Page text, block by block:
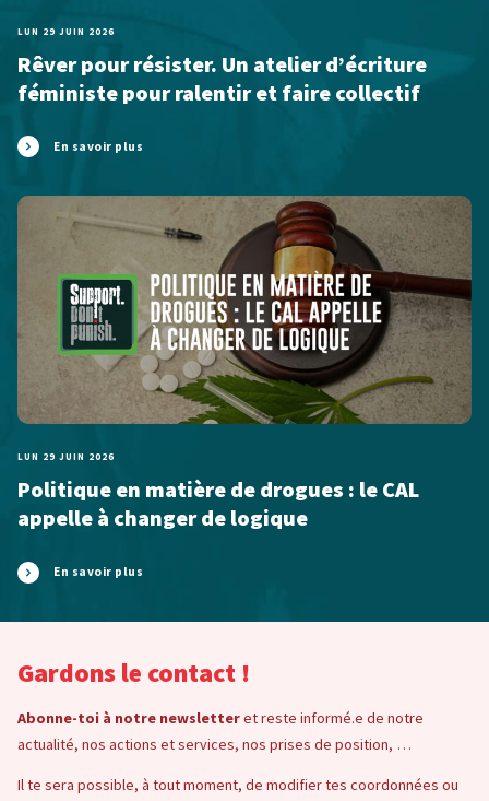
LUN 29 JUIN 2026
Rêver pour résister. Un atelier d’écriture
féministe pour ralentir et faire collectif
En savoir plus
LUN 29 JUIN 2026
Politique en matière de drogues : le CAL
appelle à changer de logique
En savoir plus
Gardons le contact !
Abonne-toi à notre newsletteret reste informé.e de notre
actualité, nos actions et services, nos prises de position, …
Il te sera possible, à tout moment, de modifier tes coordonnées ou